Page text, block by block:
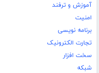
آموزش و ترفند
امنیت
برنامه نویسی
تجارت الکترونیک
سخت افزار
شبکه